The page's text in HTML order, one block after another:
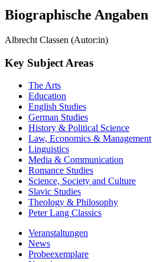
Biographische Angaben
Albrecht Classen (Autor:in)
Key Subject Areas
The Arts
Education
English Studies
German Studies
History & Political Science
Law, Economics & Management
Linguistics
Media & Communication
Romance Studies
Science, Society and Culture
Slavic Studies
Theology & Philosophy
Peter Lang Classics
Veranstaltungen
News
Probeexemplare